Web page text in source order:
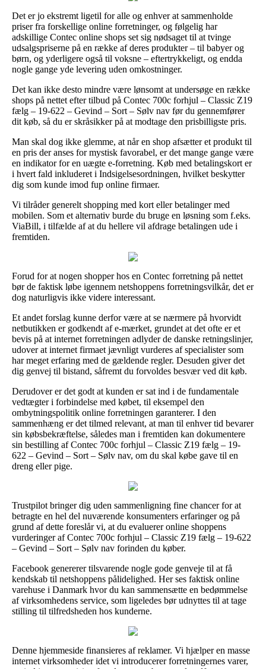
Det er jo ekstremt ligetil for alle og enhver at sammenholde
priser fra forskellige online forretninger, og følgelig har
adskillige Contec online shops set sig nødsaget til at tvinge
udsalgspriserne på en række af deres produkter – til babyer og
børn, og yderligere også til voksne – eftertrykkeligt, og endda
nogle gange yde levering uden omkostninger.
Det kan ikke desto mindre være lønsomt at undersøge en række
shops på nettet efter tilbud på Contec 700c forhjul – Classic Z19
fælg – 19-622 – Gevind – Sort – Sølv nav før du gennemfører
dit køb, så du er skråsikker på at modtage den prisbilligste pris.
Man skal dog ikke glemme, at når en shop afsætter et produkt til
en pris der anses for mystisk favorabel, er det mange gange være
en indikator for en uægte e-forretning. Køb med betalingskort er
i hvert fald inkluderet i Indsigelsesordningen, hvilket beskytter
dig som kunde imod fup online firmaer.
Vi tilråder generelt shopping med kort eller betalinger med
mobilen. Som et alternativ burde du bruge en løsning som f.eks.
ViaBill, i tilfælde af at du hellere vil afdrage betalingen ude i
fremtiden.
Forud for at nogen shopper hos en Contec forretning på nettet
bør de faktisk løbe igennem netshoppens forretningsvilkår, det er
dog naturligvis ikke videre interessant.
Et andet forslag kunne derfor være at se nærmere på hvorvidt
netbutikken er godkendt af e-mærket, grundet at det ofte er et
bevis på at internet forretningen adlyder de danske retningslinjer,
udover at internet firmaet jævnligt vurderes af specialister som
har meget erfaring med de gældende regler. Desuden giver det
dig genvej til bistand, såfremt du forvoldes besvær ved dit køb.
Derudover er det godt at kunden er sat ind i de fundamentale
vedtægter i forbindelse med købet, til eksempel den
ombytningspolitik online forretningen garanterer. I den
sammenhæng er det tilmed relevant, at man til enhver tid bevarer
sin købsbekræftelse, således man i fremtiden kan dokumentere
sin bestilling af Contec 700c forhjul – Classic Z19 fælg – 19-
622 – Gevind – Sort – Sølv nav, om du skal købe gave til en
dreng eller pige.
Trustpilot bringer dig uden sammenligning fine chancer for at
betragte en hel del nuværende konsumenters erfaringer og på
grund af dette foreslår vi, at du evaluerer online shoppens
vurderinger af Contec 700c forhjul – Classic Z19 fælg – 19-622
– Gevind – Sort – Sølv nav forinden du køber.
Facebook genererer tilsvarende nogle gode genveje til at få
kendskab til netshoppens pålidelighed. Her ses faktisk online
varehuse i Danmark hvor du kan sammensætte en bedømmelse
af virksomhedens service, som ligeledes bør udnyttes til at tage
stilling til tilfredsheden hos kunderne.
Denne hjemmeside finansieres af reklamer. Vi hjælper en masse
internet virksomheder idet vi introducerer forretningernes varer,